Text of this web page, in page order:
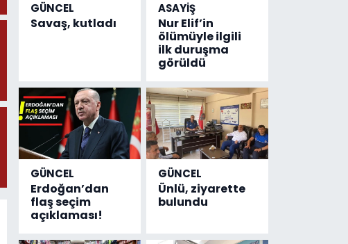
GÜNCEL
Savaş, kutladı
ASAYİŞ
Nur Elif’in
ölümüyle ilgili
ilk duruşma
görüldü
GÜNCEL
Erdoğan’dan
flaş seçim
açıklaması!
GÜNCEL
Ünlü, ziyarette
bulundu